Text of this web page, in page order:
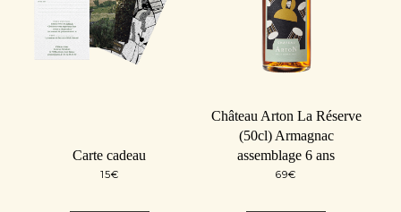
Carte cadeau
15€
Château Arton La Réserve
(50cl) Armagnac
assemblage 6 ans
69€